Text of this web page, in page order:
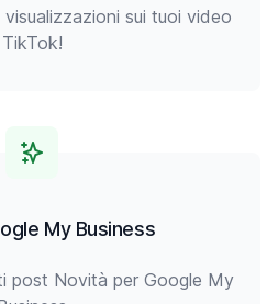
sui tuoi video
TikTok!
My Business
post Novità per Google My